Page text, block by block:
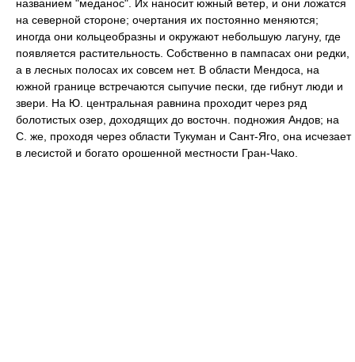
названием "меданос". Их наносит южный ветер, и они ложатся
на северной стороне; очертания их постоянно меняются;
иногда они кольцеобразны и окружают небольшую лагуну, где
появляется растительность. Собственно в пампасах они редки,
а в лесных полосах их совсем нет. В области Мендоса, на
южной границе встречаются сыпучие пески, где гибнут люди и
звери. На Ю. центральная равнина проходит через ряд
болотистых озер, доходящих до восточн. подножия Андов; на
С. же, проходя через области Тукуман и Сант-Яго, она исчезает
в лесистой и богато орошенной местности Гран-Чако.